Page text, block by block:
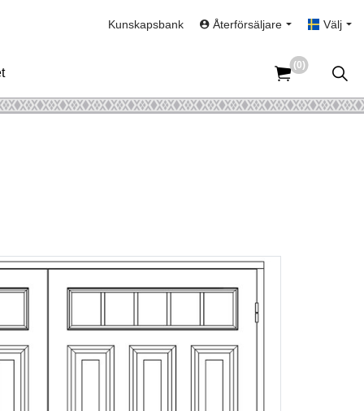
Kunskapsbank Återförsäljare Välj
(0)